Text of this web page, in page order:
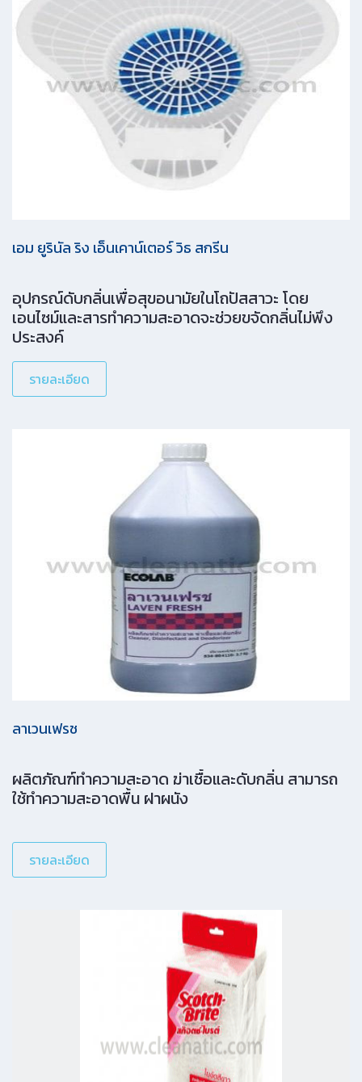
เอม ยูรินัล ริง เอ็นเคาน์เตอร์ วิธ สกรีน
อุปกรณ์ดับกลิ่นเพื่อสุขอนามัยในโถปัสสาวะ โดย
เอนไซม์และสารทำความสะอาดจะช่วยขจัดกลิ่นไม่พึง
ประสงค์
รายละเอียด
ลาเวนเฟรช
ผลิตภัณฑ์ทำความสะอาด ฆ่าเชื้อและดับกลิ่น สามารถ
ใช้ทำความสะอาดพื้น ฝาผนัง
รายละเอียด